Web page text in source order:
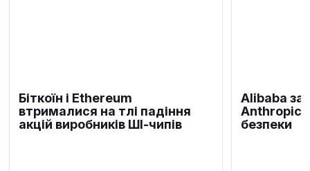
Біткоїн і Ethereum
втрималися на тлі падіння
акцій виробників ШІ-чипів
Alibaba
Anthropic
безпеки